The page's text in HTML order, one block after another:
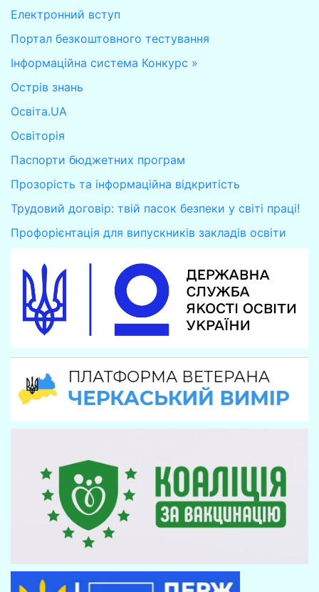
Електронний вступ
Портал безкоштовного тестування
Інформаційна система Конкурс »
Острів знань
Освіта.UA
Освіторія
Паспорти бюджетних програм
Прозорість та інформаційна відкритість
Трудовий договір: твій пасок безпеки у світі праці!
Профорієнтація для випускників закладів освіти